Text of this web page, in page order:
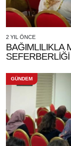
2 YIL ÖNCE
BAĞIMLILIKLA
SEFERBERLİĞİ
GÜNDEM